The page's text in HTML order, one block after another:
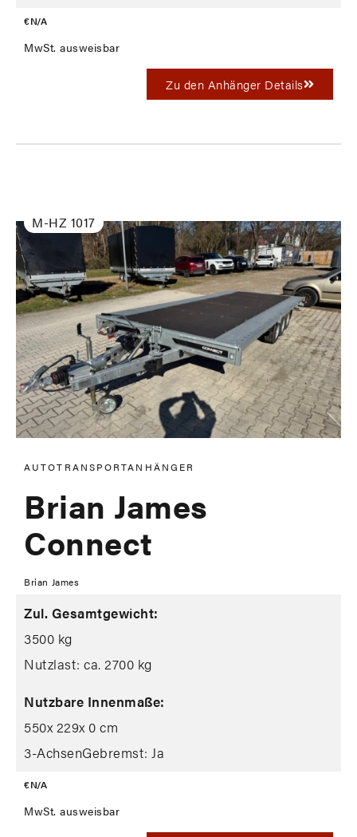
€ N/A
MwSt. ausweisbar
Zu den Anhänger Details
M-HZ 1017
AUTOTRANSPORTANHÄNGER
Brian James
Connect
Brian James
Zul. Gesamtgewicht:
3500 kg
Nutzlast: ca. 2700 kg
Nutzbare Innenmaße:
550x 229x 0 cm
3-AchsenGebremst: Ja
€ N/A
MwSt. ausweisbar